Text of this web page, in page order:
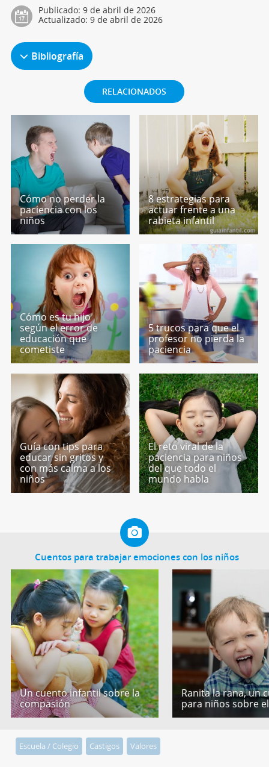
Publicado: 9 de abril de 2026
Actualizado: 9 de abril de 2026
Bibliografía
RELACIONADOS
Cómo no perder la
paciencia con los
niños
8 estrategias para
actuar frente a una
rabieta infantil
Cómo es tu hijo
según el error de
educación que
cometiste
5 trucos para que el
profesor no pierda la
paciencia
Guía con tips para
educar sin gritos y
con más calma a los
niños
El reto viral de la
paciencia para niños
del que todo el
mundo habla
Cuentos para trabajar emociones con los niños
Un cuento infantil sobre la
compasión
Ranita la rana, un
para niños sobre
Escuela / Colegio Castigos Valores